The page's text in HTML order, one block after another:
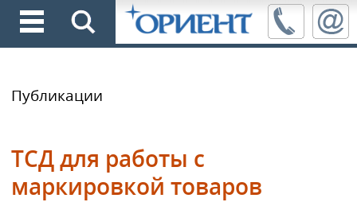
Публикации
ТСД для работы с
маркировкой товаров